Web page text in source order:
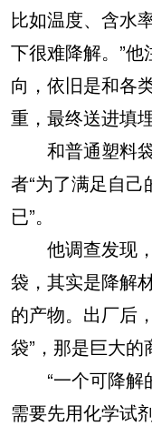
比如温度、含水
下很难降解。”他
向，依旧是和各
重，最终送进填
和普通塑料袋
者“为了满足自
已”。
他调查发现，
袋，其实是降解
的产物。出厂后
袋”，那是巨大的
“一个可降解
需要先用化学试